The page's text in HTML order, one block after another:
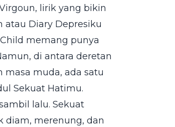
lirik yang bikin
atau Diary Depresiku
memang punya
di antara deretan
muda, ada satu
Sekuat Hatimu.
lalu. Sekuat
diam, merenung, dan